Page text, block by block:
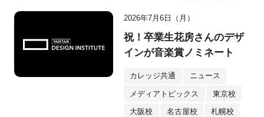
2026年7月6日（月）
祝！卒業生花房さんのデザ
インが音楽賞ノミネート
カレッジ共通 ニュース
メディアトピックス 東京校
大阪校 名古屋校 札幌校